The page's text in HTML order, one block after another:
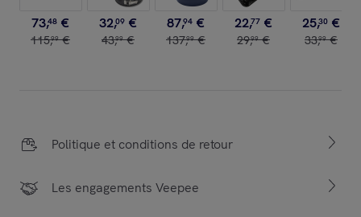
73,48 €
115,99 €
32,09 €
43,99 €
87,94 €
137,99 €
22,77 €
29,99 €
25,30 €
33,99 €
Politique et conditions de retour
Les engagements Veepee